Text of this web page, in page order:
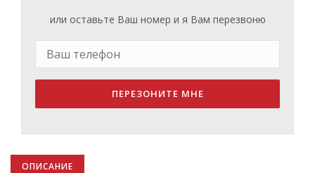
или оставьте Ваш номер и я Вам перезвоню
ПЕРЕЗОНИТЕ МНЕ
ОПИСАНИЕ